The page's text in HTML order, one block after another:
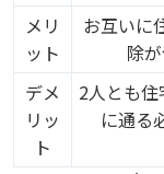
メリ
ット
お互いに
除
デメ
リッ
ト
2人とも
に通る